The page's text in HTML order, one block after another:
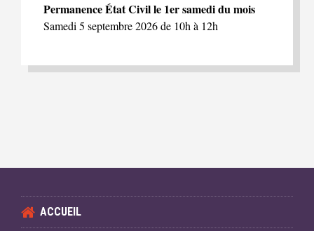
Permanence État Civil le 1er samedi du mois
Samedi 5 septembre 2026 de 10h à 12h
ACCUEIL